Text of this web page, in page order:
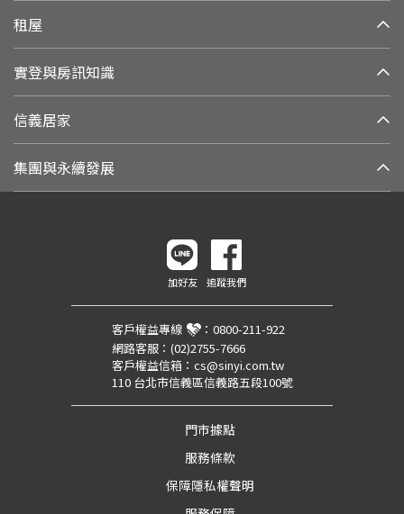
租屋
實登與房訊知識
信義居家
集團與永續發展
加好友 追蹤我們
客戶權益專線 ： 0800-211-922
網路客服： (02)2755-7666
客戶權益信箱： cs@sinyi.com.tw
110 台北市信義區信義路五段100號
門市據點
服務條款
保障隱私權聲明